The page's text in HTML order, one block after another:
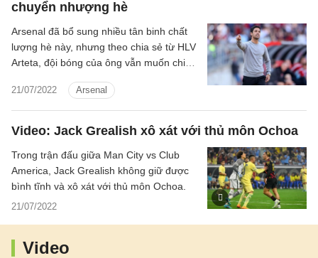
chuyển nhượng hè
21/07/2022 Arsenal
Arsenal đã bổ sung nhiều tân binh chất
lượng hè này, nhưng theo chia sẻ từ HLV
Arteta, đội bóng của ông vẫn muốn chiêu
Video: Jack Grealish xô xát với thủ môn Ochoa
21/07/2022
Trong trận đấu giữa Man City vs Club
America, Jack Grealish không giữ được
bình tĩnh và xô xát với thủ môn Ochoa.
Video